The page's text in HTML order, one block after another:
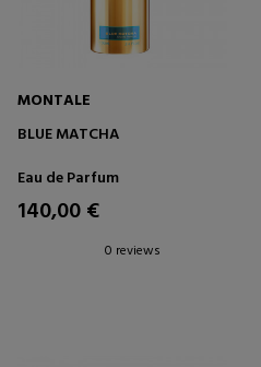
MONTALE
BLUE MATCHA
Eau de Parfum
140,00 €
0 reviews